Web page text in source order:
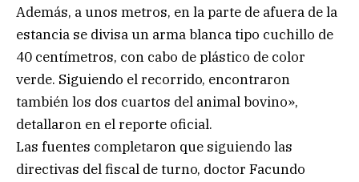
Además, a unos metros, en la parte de afuera de la
estancia se divisa un arma blanca tipo cuchillo de
40 centímetros, con cabo de plástico de color
verde. Siguiendo el recorrido, encontraron
también los dos cuartos del animal bovino»,
detallaron en el reporte oficial.
Las fuentes completaron que siguiendo las
directivas del fiscal de turno, doctor Facundo